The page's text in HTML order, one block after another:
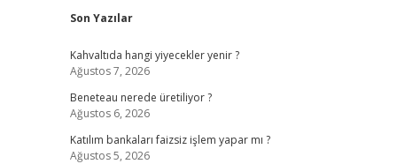
Sidebar
Son Yazılar
Kahvaltıda hangi yiyecekler yenir ?
Ağustos 7, 2026
Beneteau nerede üretiliyor ?
Ağustos 6, 2026
Katılım bankaları faizsiz işlem yapar mı ?
Ağustos 5, 2026
https://hiltonbet-giris.com/